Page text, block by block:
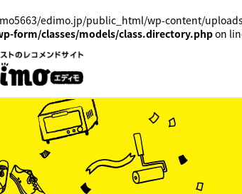
edimo.jp/public_html/wp-content/
form/classes/models/class.directory.phpon